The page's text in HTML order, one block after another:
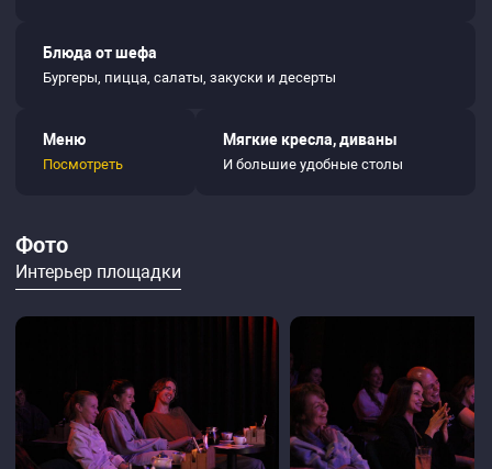
Блюда от шефа
Бургеры, пицца, салаты, закуски и десерты
Меню
Посмотреть
Мягкие кресла, диваны
И большие удобные столы
Фото
Интерьер площадки